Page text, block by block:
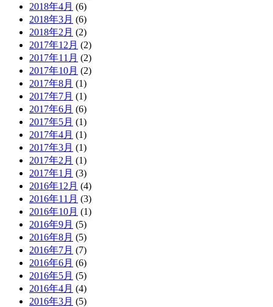
2018年4月 (6)
2018年3月 (6)
2018年2月 (2)
2017年12月 (2)
2017年11月 (2)
2017年10月 (2)
2017年8月 (1)
2017年7月 (1)
2017年6月 (6)
2017年5月 (1)
2017年4月 (1)
2017年3月 (1)
2017年2月 (1)
2017年1月 (3)
2016年12月 (4)
2016年11月 (3)
2016年10月 (1)
2016年9月 (5)
2016年8月 (5)
2016年7月 (7)
2016年6月 (6)
2016年5月 (5)
2016年4月 (4)
2016年3月 (5)